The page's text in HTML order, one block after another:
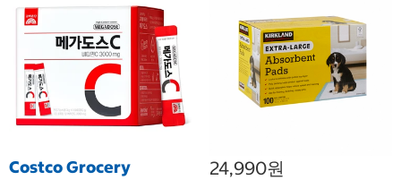
Costco Grocery 24,990원